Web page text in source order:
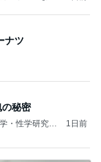
ナツ
秘密
・性学研究
1日前